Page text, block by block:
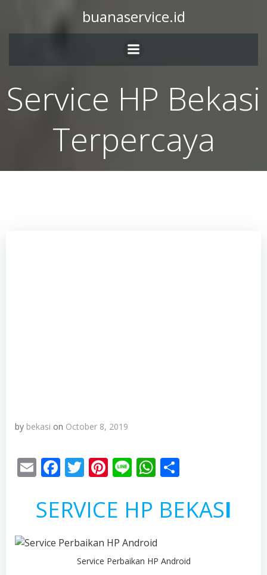
to
content
buanaservice.id
Service HP Bekasi
Terpercaya
by bekasi on October 8, 2019
EmailFacebook
Twitter
Pinterest
LineWhatsApp
SERVICE HP BEKASI
Service Perbaikan HP Android